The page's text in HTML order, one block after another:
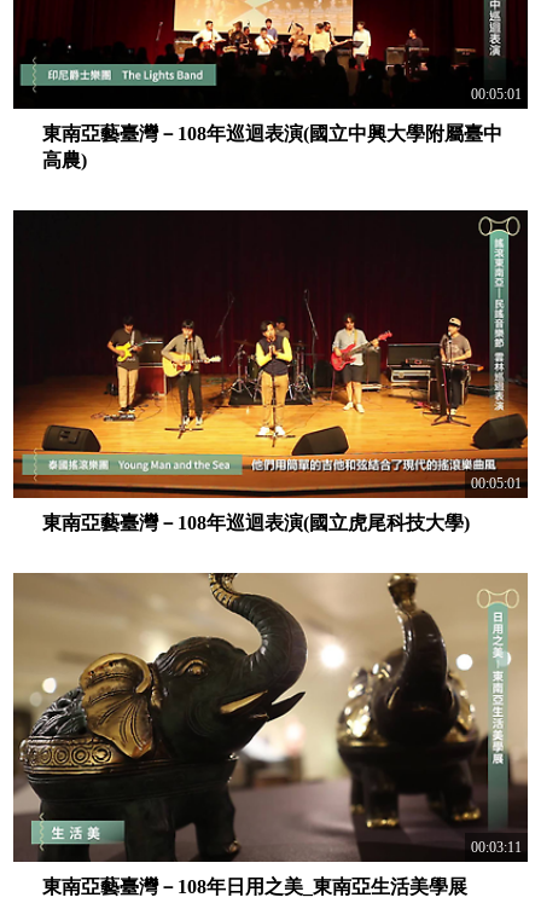
00:05:01
東南亞藝臺灣－108年巡迴表演(國立中興大學附屬臺中
高農)
00:05:01
東南亞藝臺灣－108年巡迴表演(國立虎尾科技大學)
00:03:11
東南亞藝臺灣－108年日用之美_東南亞生活美學展